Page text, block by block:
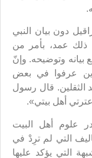
دون بيان النبي
ذلك عمد، بأمر من
بيانه وتوضيحه. وإنّ
عرفوا في بعض
الثقلين. قال رسول
أهل بيتي».
علوم أهل البيت
التي لم ترِدْ في
التي يؤكد عليها